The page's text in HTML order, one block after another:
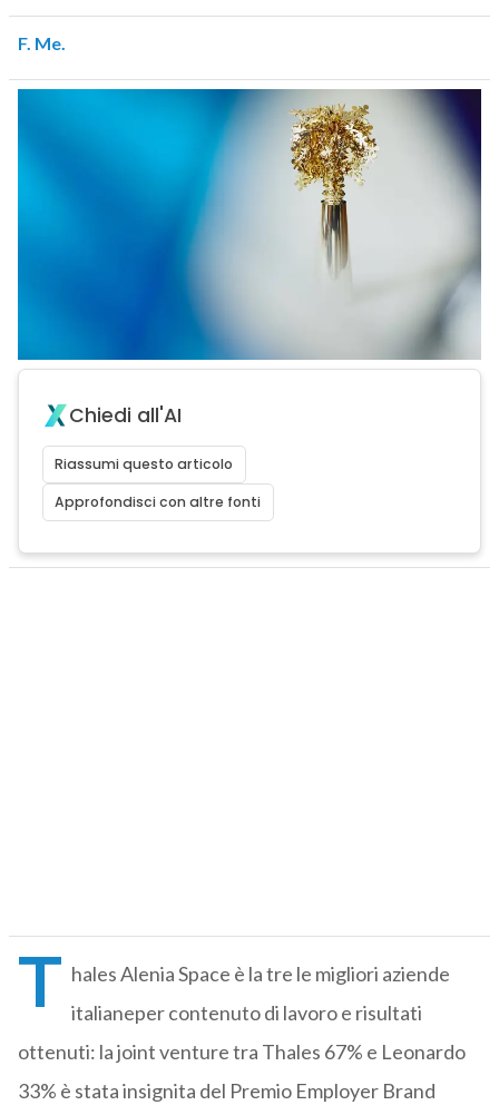
F. Me.
Chiedi all'AI
Riassumi questo articolo
Approfondisci con altre fonti
T hales Alenia Space è la tre le migliori aziende
italianeper contenuto di lavoro e risultati
ottenuti: la joint venture tra Thales 67% e Leonardo
33% è stata insignita del Premio Employer Brand